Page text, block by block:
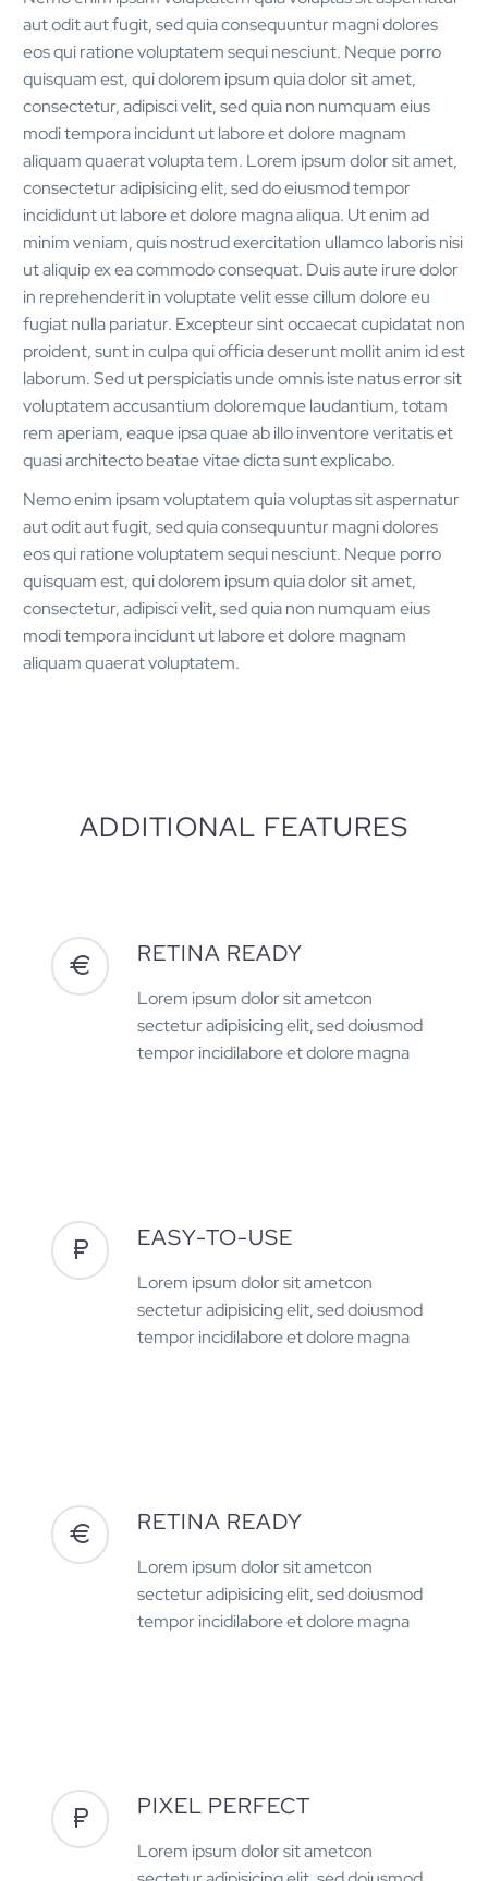
aut odit aut fugit, sed quia consequuntur magni dolores
eos qui ratione voluptatem sequi nesciunt. Neque porro
quisquam est, qui dolorem ipsum quia dolor sit amet,
consectetur, adipisci velit, sed quia non numquam eius
modi tempora incidunt ut labore et dolore magnam
aliquam quaerat volupta tem. Lorem ipsum dolor sit amet,
consectetur adipisicing elit, sed do eiusmod tempor
incididunt ut labore et dolore magna aliqua. Ut enim ad
minim veniam, quis nostrud exercitation ullamco laboris nisi
ut aliquip ex ea commodo consequat. Duis aute irure dolor
in reprehenderit in voluptate velit esse cillum dolore eu
fugiat nulla pariatur. Excepteur sint occaecat cupidatat non
proident, sunt in culpa qui officia deserunt mollit anim id est
laborum. Sed ut perspiciatis unde omnis iste natus error sit
voluptatem accusantium doloremque laudantium, totam
rem aperiam, eaque ipsa quae ab illo inventore veritatis et
quasi architecto beatae vitae dicta sunt explicabo.
Nemo enim ipsam voluptatem quia voluptas sit aspernatur
aut odit aut fugit, sed quia consequuntur magni dolores
eos qui ratione voluptatem sequi nesciunt. Neque porro
quisquam est, qui dolorem ipsum quia dolor sit amet,
consectetur, adipisci velit, sed quia non numquam eius
modi tempora incidunt ut labore et dolore magnam
aliquam quaerat voluptatem.
ADDITIONAL FEATURES
RETINA READY
Lorem ipsum dolor sit ametcon
sectetur adipisicing elit, sed doiusmod
tempor incidilabore et dolore magna
EASY-TO-USE
Lorem ipsum dolor sit ametcon
sectetur adipisicing elit, sed doiusmod
tempor incidilabore et dolore magna
RETINA READY
Lorem ipsum dolor sit ametcon
sectetur adipisicing elit, sed doiusmod
tempor incidilabore et dolore magna
PIXEL PERFECT
Lorem ipsum dolor sit ametcon